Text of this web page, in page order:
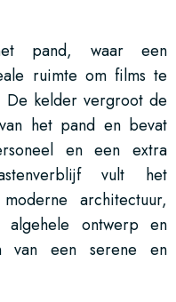
pand, waar een
ruimte om films te
De kelder vergroot de
het pand en bevat
en een extra
vult het
architectuur,
algehele ontwerp en
van een serene en